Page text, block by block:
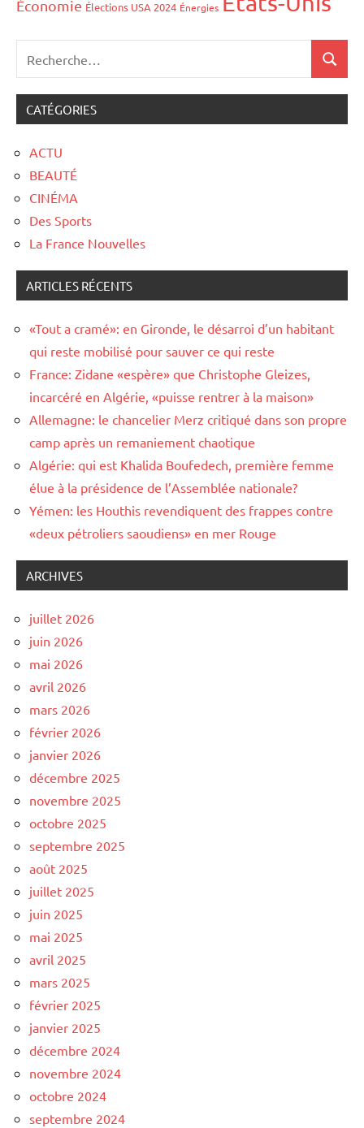
Économie Élections USA 2024 Énergies
CATÉGORIES
ACTU
BEAUTÉ
CINÉMA
Des Sports
La France Nouvelles
ARTICLES RÉCENTS
«Tout a cramé»: en Gironde, le désarroi d’un habitant
qui reste mobilisé pour sauver ce qui reste
France: Zidane «espère» que Christophe Gleizes,
incarcéré en Algérie, «puisse rentrer à la maison»
Allemagne: le chancelier Merz critiqué dans son propre
camp après un remaniement chaotique
Algérie: qui est Khalida Boufedech, première femme
élue à la présidence de l’Assemblée nationale?
Yémen: les Houthis revendiquent des frappes contre
«deux pétroliers saoudiens» en mer Rouge
ARCHIVES
juillet 2026
juin 2026
mai 2026
avril 2026
mars 2026
février 2026
janvier 2026
décembre 2025
novembre 2025
octobre 2025
septembre 2025
août 2025
juillet 2025
juin 2025
mai 2025
avril 2025
mars 2025
février 2025
janvier 2025
décembre 2024
novembre 2024
octobre 2024
septembre 2024